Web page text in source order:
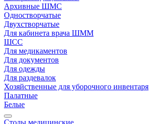
Архивные ШМС
Одностворчатые
Двухстворчатые
Для кабинета врача ШММ
ШСС
Для медикаментов
Для документов
Для одежды
Для раздевалок
Хозяйственные для уборочного инвентаря
Палатные
Белые
Столы медицинские